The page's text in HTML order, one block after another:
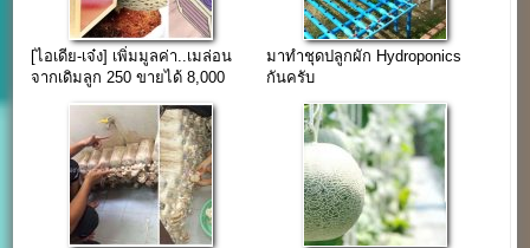
[ไอเดีย-เจ๋ง] เพิ่มมูลค่า..เมล่อน
จากเดิมลูก 250 ขายได้ 8,000
มาทำชุดปลูกผัก Hydroponics
กันครับ